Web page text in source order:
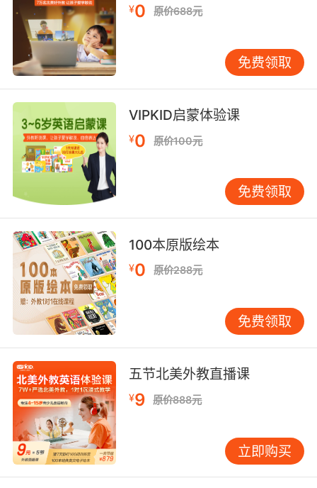
外教带你看世界是一场 有趣的虚拟环球旅行
观看视频的过程中，孩子可以跟随教学经验丰富
的VIPKID外教老师，前往未知的国度，体验歪果
仁的日常生活。这可以大大激发孩子的好奇心与
学习的热情！孩子身临其境到不同的话题情景
中，强化主修课程体系中对应的课程主题，同时
有效提升英语听力技能。课程中的重点单词/句型
会伴随老师讲解出现在视频画面里，通过生动的
画面帮助孩子巩固已学内容。
外教带你看世界
TIPS：
¥0 原价688元
免费领取
VIPKID启蒙体验课
¥0 原价100元
免费领取
100本原版绘本
¥0 原价288元
免费领取
五节北美外教直播课
¥9 原价888元
立即购买